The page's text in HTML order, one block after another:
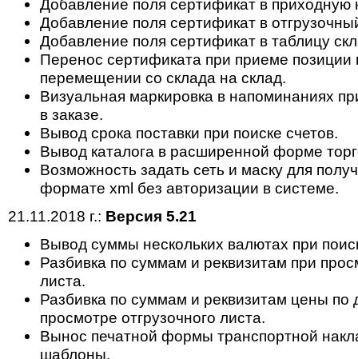
Добавление поля сертификат в приходную
Добавление поля сертификат в
Добавление поля сертификат в таблицу
Перенос сертификата при приеме позиции
перемещении со склада на склад.
Визуальная маркировка в напоминаниях
в заказе.
Вывод срока поставки при поиске счетов.
Вывод каталога в расширенной форме
Возможность задать сеть и маску для
формате xml без авторизации в системе.
21.11.2018 г.: Версия 5.21
Вывод суммы нескольких валютах при
Разбивка по суммам и реквизитам при
листа.
Разбивка по суммам и реквизитам цены по
просмотре отгрузочного листа.
Вынос печатной формы транспортной
шаблоны.